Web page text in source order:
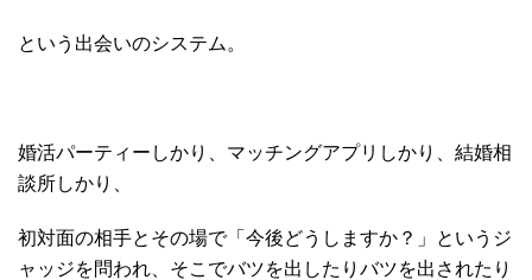
という出会いのシステム。
婚活パーティーしかり、マッチングアプリしかり、結婚相
談所しかり、
初対面の相手とその場で「今後どうしますか？」というジ
ャッジを問われ、そこでバツを出したりバツを出されたり